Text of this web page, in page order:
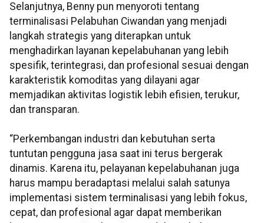
Selanjutnya, Benny pun menyoroti tentang
terminalisasi Pelabuhan Ciwandan yang menjadi
langkah strategis yang diterapkan untuk
menghadirkan layanan kepelabuhanan yang lebih
spesifik, terintegrasi, dan profesional sesuai dengan
karakteristik komoditas yang dilayani agar
memjadikan aktivitas logistik lebih efisien, terukur,
dan transparan.
“Perkembangan industri dan kebutuhan serta
tuntutan pengguna jasa saat ini terus bergerak
dinamis. Karena itu, pelayanan kepelabuhanan juga
harus mampu beradaptasi melalui salah satunya
implementasi sistem terminalisasi yang lebih fokus,
cepat, dan profesional agar dapat memberikan